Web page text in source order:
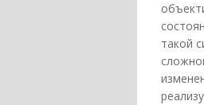
такой